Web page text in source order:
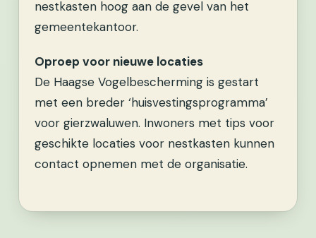
nestkasten hoog aan de gevel van het
gemeentekantoor.
Oproep voor nieuwe locaties
De Haagse Vogelbescherming is gestart
met een breder ‘huisvestingsprogramma’
voor gierzwaluwen. Inwoners met tips voor
geschikte locaties voor nestkasten kunnen
contact opnemen met de organisatie.